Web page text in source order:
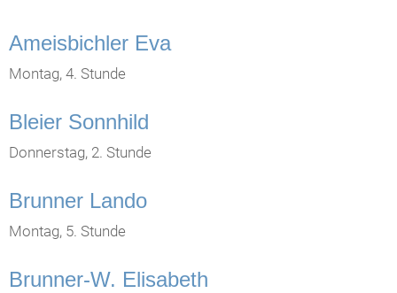
Ameisbichler Eva
Montag, 4. Stunde
Bleier Sonnhild
Donnerstag, 2. Stunde
Brunner Lando
Montag, 5. Stunde
Brunner-W. Elisabeth